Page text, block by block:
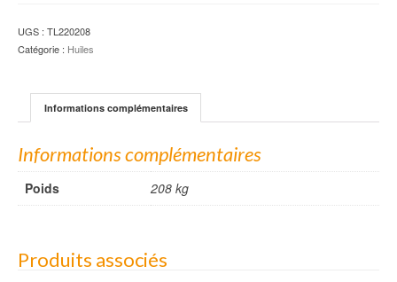
UGS : TL220208
Catégorie : Huiles
Informations complémentaires
Informations complémentaires
Poids 208 kg
Produits associés